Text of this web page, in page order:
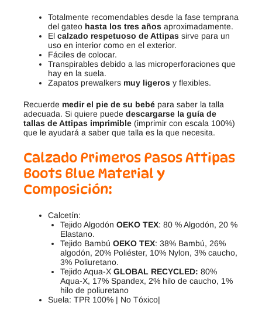
Totalmente recomendables desde la fase temprana
del gateo hasta los tres años aproximadamente.
El calzado respetuoso de Attipas sirve para un
uso en interior como en el exterior.
Fáciles de colocar.
Transpirables debido a las microperforaciones que
hay en la suela.
Zapatos prewalkers muy ligeros y flexibles.
Recuerde medir el pie de su bebé para saber la talla
adecuada. Si quiere puede descargarse la guía de
tallas de Attipas imprimible (imprimir con escala 100%)
que le ayudará a saber que talla es la que necesita.
Calzado Primeros Pasos Attipas
Boots Blue Material y
Composición:
Calcetín:
Tejido Algodón OEKO TEX: 80 % Algodón, 20 %
Elastano.
Tejido Bambú OEKO TEX: 38% Bambú, 26%
algodón, 20% Poliéster, 10% Nylon, 3% caucho,
3% Poliuretano.
Tejido Aqua-X GLOBAL RECYCLED: 80%
Aqua-X, 17% Spandex, 2% hilo de caucho, 1%
hilo de poliuretano
Suela: TPR 100% | No Tóxico|